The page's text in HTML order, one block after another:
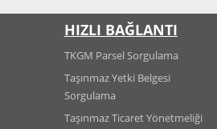
HIZLI BAĞLANTI
TKGM Parsel Sorgulama
Taşınmaz Yetki Belgesi
Sorgulama
Taşınmaz Ticaret Yönetmeliği